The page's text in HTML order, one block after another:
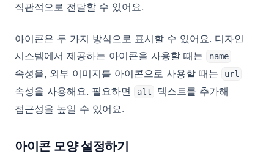
직관적으로 전달할 수 있어요.
아이콘은 두 가지 방식으로 표시할 수 있어요. 디자인
시스템에서 제공하는 아이콘을 사용할 때는
name
속성을, 외부 이미지를 아이콘으로 사용할 때는 url
속성을 사용해요. 필요하면 alt
텍스트를 추가해
접근성을 높일 수 있어요.
아이콘 모양 설정하기